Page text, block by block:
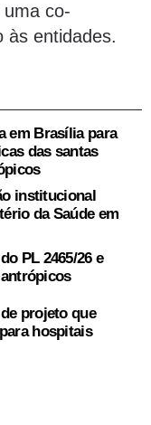
co-
às entidades.
em Brasília para
das santas
institucional
da Saúde em
PL 2465/26 e
projeto que
hospitais